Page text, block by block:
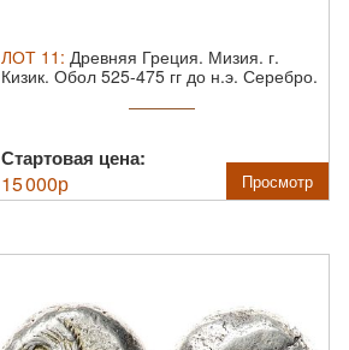
ЛОТ 11 : Древняя Греция. Мизия. г.
Кизик. Обол 525-475 гг до н.э. Серебро.
Стартовая цена:
15 000р Просмотр